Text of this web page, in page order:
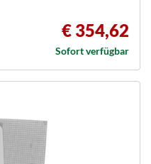
€ 354,62
Sofort verfügbar